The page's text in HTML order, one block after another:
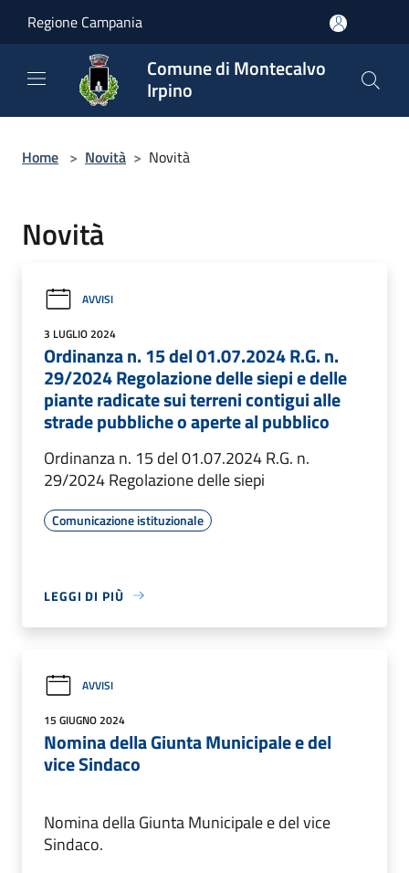
Regione Campania
Comune di Montecalvo
Irpino
Home > Novità > Novità
Novità
AVVISI
3 LUGLIO 2024
Ordinanza n. 15 del 01.07.2024 R.G. n.
29/2024 Regolazione delle siepi e delle
piante radicate sui terreni contigui alle
strade pubbliche o aperte al pubblico
Ordinanza n. 15 del 01.07.2024 R.G. n.
29/2024 Regolazione delle siepi
Comunicazione istituzionale
LEGGI DI PIÙ
AVVISI
15 GIUGNO 2024
Nomina della Giunta Municipale e del
vice Sindaco
Nomina della Giunta Municipale e del vice
Sindaco.